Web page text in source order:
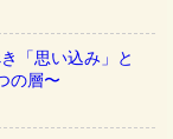
「思い込み」と
の層〜